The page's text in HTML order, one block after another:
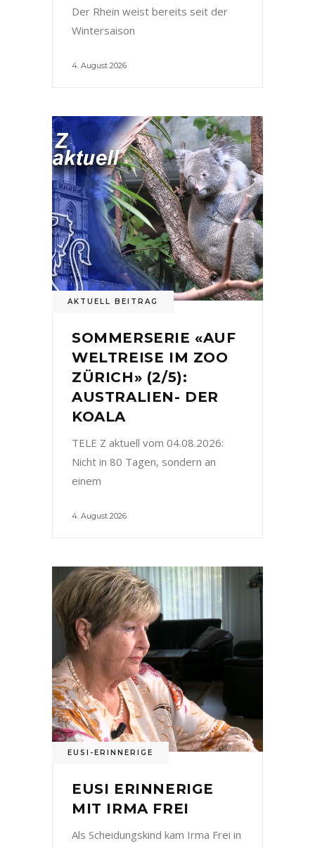
Der Rhein weist bereits seit der
Wintersaison
4. August 2026
AKTUELL BEITRAG
SOMMERSERIE «AUF
WELTREISE IM ZOO
ZÜRICH» (2/5):
AUSTRALIEN- DER
KOALA
TELE Z aktuell vom 04.08.2026:
Nicht in 80 Tagen, sondern an
einem
4. August 2026
EUSI-ERINNERIGE
EUSI ERINNERIGE
MIT IRMA FREI
Als Scheidungskind kam Irma Frei in